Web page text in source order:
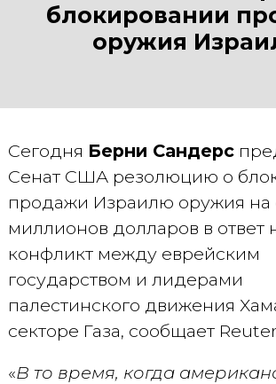
блокировании
оружия
Сегодня Берни Сандерс
Сенат США резолюцию о
продажи Израилю оружия на
миллионов долларов в ответ
конфликт между еврейским
государством и лидерами
палестинского движения
секторе Газа, сообщает
«В то время, когда